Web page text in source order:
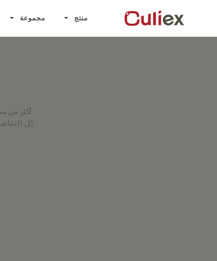
منتج مجموعة
أكثر من
كل